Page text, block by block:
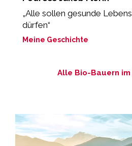
„Alle sollen gesunde
dürfen“
Meine Geschichte
Alle Bio-Bauern